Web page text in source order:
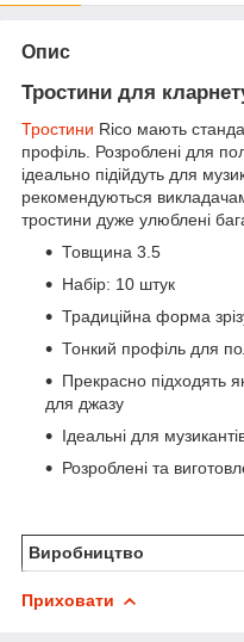
Опис
Тростини для
Тростини Rico мають
профіль. Розроблені для
ідеально підійдуть для
рекомендуються
тростини дуже улюблені
Товщина 3.5
Набір: 10 штук
Традиційна форма
Тонкий профіль для
Прекрасно підходять
для джазу
Ідеальні для
Розроблені та
Виробництво
Приховати